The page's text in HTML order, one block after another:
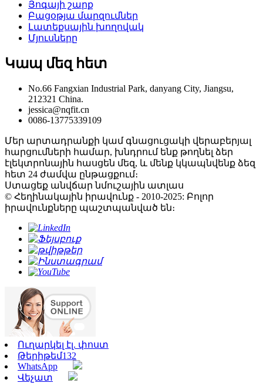
Յոգայի շարք
Բացօթյա մարզումներ
Լատեքսային խողովակ
Մյուսները
Կապ մեզ հետ
No.66 Fangxian Industrial Park, danyang City, Jiangsu,
212321 China.
jessica@nqfit.cn
0086-13775339109
Մեր արտադրանքի կամ գնացուցակի վերաբերյալ
հարցումների համար, խնդրում ենք թողնել ձեր
էլեկտրոնային հասցեն մեզ, և մենք կկապնվենք ձեզ
հետ 24 ժամվա ընթացքում։
Ստացեք անվճար նմուշային ատլաս
© Հեղինակային իրավունք - 2010-2025: Բոլոր
իրավունքները պաշտպանված են։
Ուղարկել էլ. փոստ
Թերիթեմ132
WhatsApp
Վեչատ